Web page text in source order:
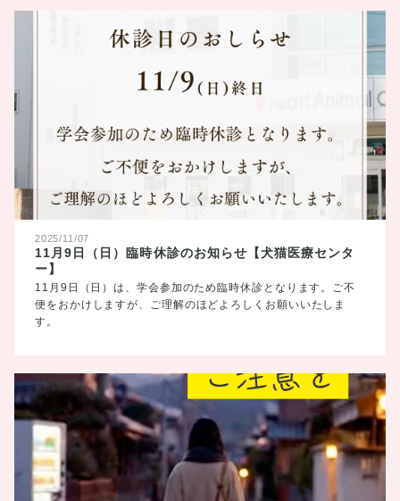
2025/11/07
11月9日（日）臨時休診のお知らせ【犬猫医療センタ
ー】
11月9日（日）は、学会参加のため臨時休診となります。ご不
便をおかけしますが、ご理解のほどよろしくお願いいたしま
す。